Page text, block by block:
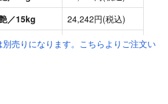
売りになります。こちらよりご注文い